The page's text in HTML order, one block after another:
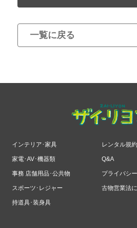
一覧に戻る
インテリア･家具
家電･AV･機器類
事務 店舗用品･公共物
スポーツ･レジャー
持道具･装身具
レンタル規約
Q&A
プライバシ
古物営業法